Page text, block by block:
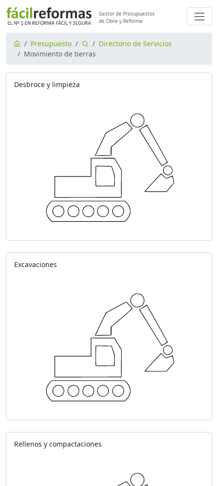
Gestor de Presupuestos
de Obra y Reforma
Presupuesto
Directorio de Servicios
Movimiento de tierras
Desbroce y limpieza
Excavaciones
Rellenos y compactaciones